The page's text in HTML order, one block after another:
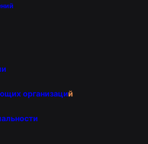
организаций